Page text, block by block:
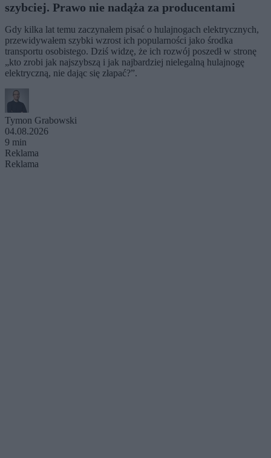
szybciej. Prawo nie nadąża za producentami
Gdy kilka lat temu zaczynałem pisać o hulajnogach elektrycznych,
przewidywałem szybki wzrost ich popularności jako środka
transportu osobistego. Dziś widzę, że ich rozwój poszedł w stronę
„kto zrobi jak najszybszą i jak najbardziej nielegalną hulajnogę
elektryczną, nie dając się złapać?”.
Tymon Grabowski
04.08.2026
9 min
Reklama
Reklama